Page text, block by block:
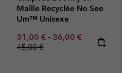
Maille Recyclée No See
Um™ Unisexe
Minimum sale price:
31,00 € - Maximum sale
36,00 € Regular
45,00 €